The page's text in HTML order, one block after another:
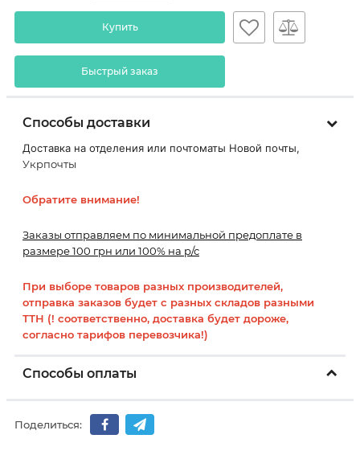
Купить
Быстрый заказ
Способы доставки
Доставка на отделения или почтоматы Новой почты,
Укрпочты
Обратите внимание!
Заказы отправляем по минимальной предоплате в
размере 100 грн или 100% на р/с
При выборе товаров разных производителей,
отправка заказов будет с разных складов разными
ТТН (! соответственно, доставка будет дороже,
согласно тарифов перевозчика!)
Способы оплаты
Поделиться: